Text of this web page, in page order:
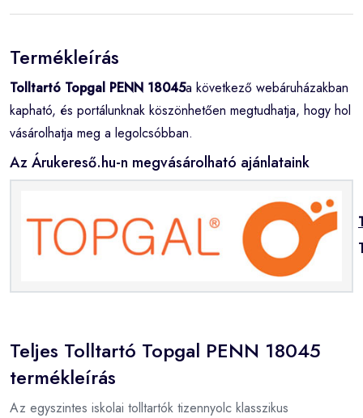
Termékleírás
Tolltartó Topgal PENN 18045a következő webáruházakban
kapható, és portálunknak köszönhetően megtudhatja, hogy hol
vásárolhatja meg a legolcsóbban.
Az Árukereső.hu-n megvásárolható ajánlataink
Teljes Tolltartó Topgal PENN 18045
termékleírás
Az egyszintes iskolai tolltartók tizennyolc klasszikus